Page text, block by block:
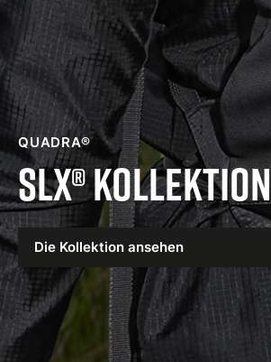
QUADRA®
SLX® Kollektion
Die Kollektion ansehen